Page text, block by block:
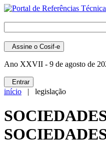
Assine o Cosif-e
Ano XXVII - 9 de agosto de
Entrar
início | legislação